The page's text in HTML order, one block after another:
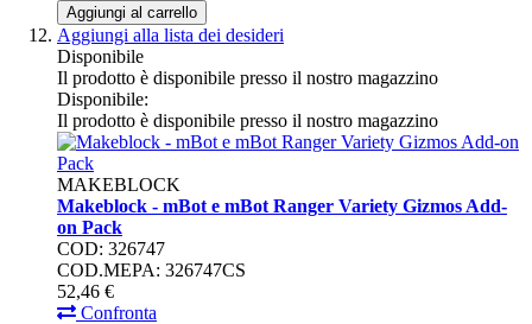
Aggiungi al carrello
Aggiungi alla lista dei desideri
Disponibile
Il prodotto è disponibile presso il nostro magazzino
Disponibile:
Il prodotto è disponibile presso il nostro magazzino
MAKEBLOCK
Makeblock - mBot e mBot Ranger Variety Gizmos Add-
on Pack
COD: 326747
COD.MEPA: 326747CS
52,46 €
Confronta